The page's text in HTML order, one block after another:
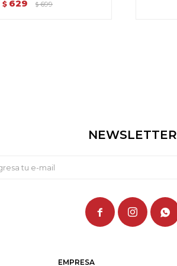
$ 629 $ 699
EMPRESA
NEWSLETTER
  